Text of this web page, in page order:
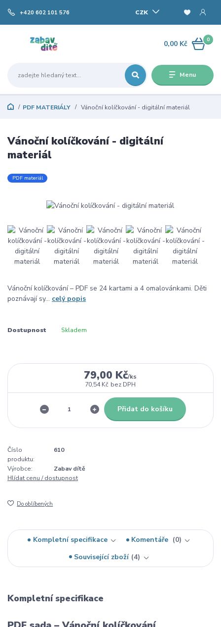
Menu
CZK
+420 602 101 576
0
0,00 Kč
PDF MATERIÁLY Vánoční kolíčkování - digitální materiál
Vánoční kolíčkování - digitální
materiál
PDF materiál
Vánoční kolíčkování – PDF se 24 kartami a 4 omalovánkami. Děti
poznávají sy... celý popis
Dostupnost Skladem
79,00 Kč/ks
70,54 Kč bez DPH
Přidat do košíku
Číslo
produktu:
610
Výrobce:
Zabav dítě
Hlídat cenu / dostupnost
Do oblíbených
Kompletní specifikace Komentáře
0
Související zboží 4
Kompletní specifikace